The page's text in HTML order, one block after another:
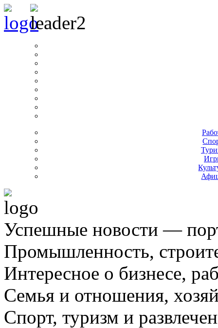
Успешные новости —
Промышленность,
Интересное о бизнесе,
Семья и отношения,
Спорт, туризм и